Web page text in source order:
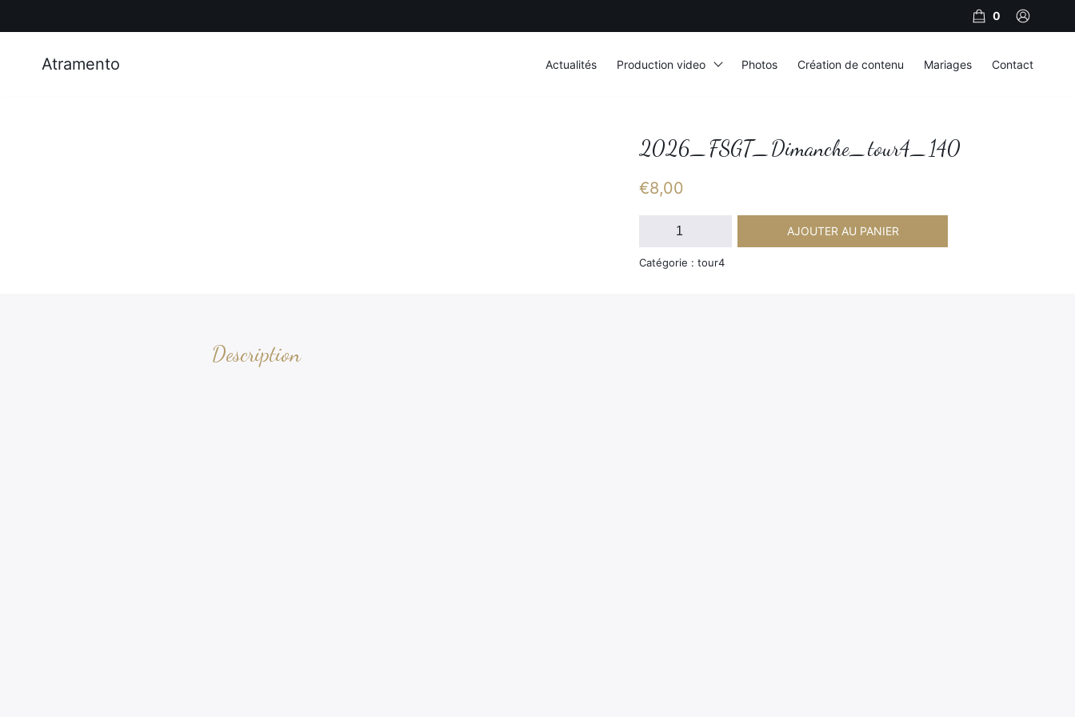
2026_FSGT_Dimanche_tour4_140
€8,00
quantité
2026_FSGT_Dimanche_tour4_140
AJOUTER AU PANIER
Catégorie : tour4
Description
0
Atramento Actualités Production video Photos Création de contenu Mariages Contact